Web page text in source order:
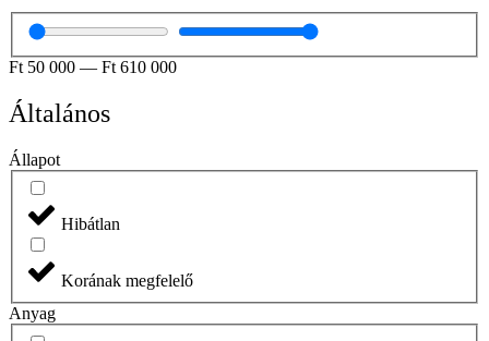
Ft 50 000 — Ft 610 000
Általános
Állapot
Hibátlan
Korának megfelelő
Anyag